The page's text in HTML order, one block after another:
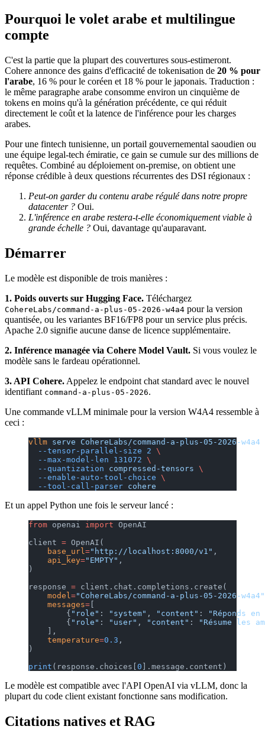
Pourquoi le volet arabe et multilingue
compte
C'est la partie que la plupart des couvertures sous-estimeront.
Cohere annonce des gains d'efficacité de tokenisation de 20 % pour
l'arabe, 16 % pour le coréen et 18 % pour le japonais. Traduction :
le même paragraphe arabe consomme environ un cinquième de
tokens en moins qu'à la génération précédente, ce qui réduit
directement le coût et la latence de l'inférence pour les charges
arabes.
Pour une fintech tunisienne, un portail gouvernemental saoudien ou
une équipe legal-tech émiratie, ce gain se cumule sur des millions de
requêtes. Combiné au déploiement on-premise, on obtient une
réponse crédible à deux questions récurrentes des DSI régionaux :
Peut-on garder du contenu arabe régulé dans notre propre
datacenter ? Oui.
L'inférence en arabe restera-t-elle économiquement viable à
grande échelle ? Oui, davantage qu'auparavant.
Démarrer
Le modèle est disponible de trois manières :
1. Poids ouverts sur Hugging Face. Téléchargez
CohereLabs/command-a-plus-05-2026-w4a4 pour la version
quantisée, ou les variantes BF16/FP8 pour un service plus précis.
Apache 2.0 signifie aucune danse de licence supplémentaire.
2. Inférence managée via Cohere Model Vault. Si vous voulez le
modèle sans le fardeau opérationnel.
3. API Cohere. Appelez le endpoint chat standard avec le nouvel
identifiant command-a-plus-05-2026.
Une commande vLLM minimale pour la version W4A4 ressemble à
ceci :
vllm serve CohereLabs/command-a-plus-05-2026-w4a4
  --tensor-parallel-size
2 \
  --max-model-len
131072 \
  --quantization
compressed-tensors \
  --enable-auto-tool-choice
\
  --tool-call-parser
cohere
Et un appel Python une fois le serveur lancé :
from openai import OpenAI
client = OpenAI(
    base_url
="http://localhost:8000/v1" ,
    api_key
="EMPTY" ,
)
response = client.chat.completions.create(
    model
="CohereLabs/command-a-plus-05-2026-w4a4"
    messages
=
        {
"role" : "system" , "content" :
"Réponds
        {
"role" : "user" , "content" :
"Résume les
    ],
    temperature
=0.3 ,
)
print (response.choices[ 0 ].message.content)
Le modèle est compatible avec l'API OpenAI via vLLM, donc la
plupart du code client existant fonctionne sans modification.
Citations natives et RAG